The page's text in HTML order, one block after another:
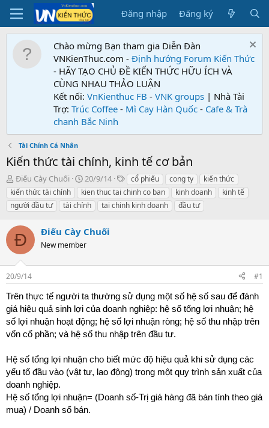
Đăng nhập Đăng ký
Chào mừng Bạn tham gia Diễn Đàn
VNKienThuc.com - Định hướng Forum Kiến Thức
- HÃY TẠO CHỦ ĐỀ KIẾN THỨC HỮU ÍCH VÀ
CÙNG NHAU THẢO LUẬN
Kết nối: VnKienthuc FB - VNK groups | Nhà Tài
Trợ: Trúc Coffee - Mì Cay Hàn Quốc - Cafe & Trà
chanh Bắc Ninh
Tài Chính Cá Nhân
Kiến thức tài chính, kinh tế cơ bản
T
h
r
e
d
s
t
a
r
t
e
r
Điếu Cày Chuối
N
g
à
y
ử
i
20/9/14
T
ừ
k
h
cổ phiếu cong ty
kiến thức
kiến thức tài chính
kien thuc tai chinh co ban kinh doanh
kinh tế
người đầu tư
tài chính tai chinh kinh doanh đầu tư
Đ Điếu Cày Chuối
New member
20/9/14
#1
Trên thực tế người ta thường sử dụng một số hệ số sau để đánh
giá hiệu quả sinh lợi của doanh nghiệp: hệ số tổng lợi nhuận; hệ
số lợi nhuận hoạt động; hệ số lợi nhuận ròng; hệ số thu nhập trên
vốn cổ phần; và hệ số thu nhập trên đầu tư.
Hệ số tổng lợi nhuận cho biết mức độ hiệu quả khi sử dụng các
yếu tố đầu vào (vật tư, lao động) trong một quy trình sản xuất của
doanh nghiệp.
Hệ số tổng lợi nhuận= (Doanh số-Trị giá hàng đã bán tính theo giá
mua) / Doanh số bán.